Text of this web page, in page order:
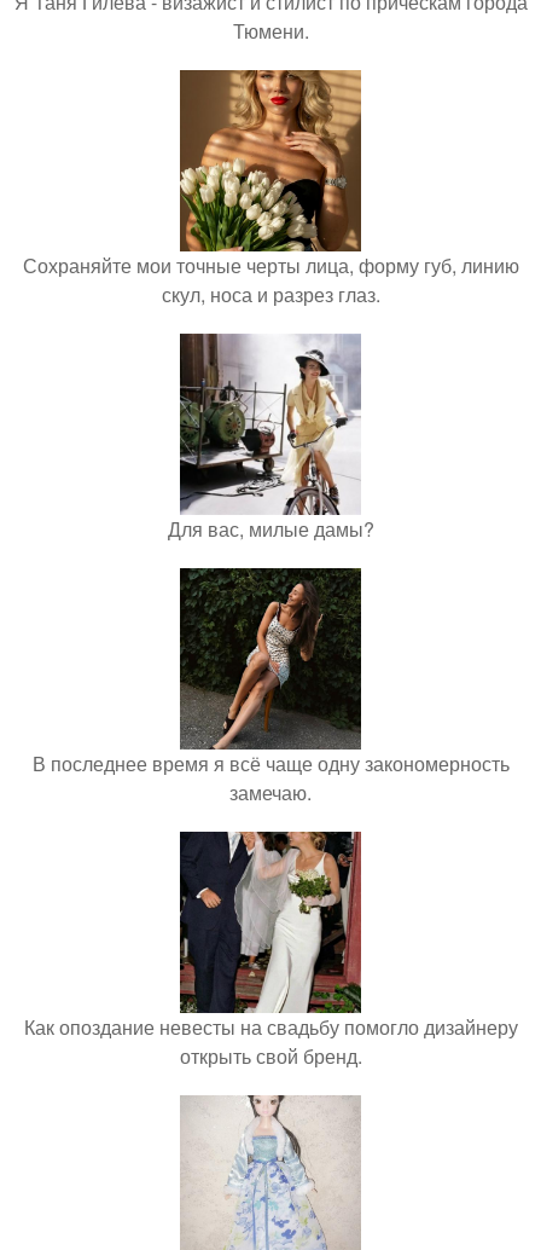
Тюмени.
Сохраняйте мои точные черты лица, форму губ, линию
скул, носа и разрез глаз.
Для вас, милые дамы?
В последнее время я всё чаще одну закономерность
замечаю.
Как опоздание невесты на свадьбу помогло дизайнеру
открыть свой бренд.